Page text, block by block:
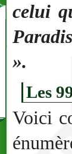
celui
».
Les
Voici